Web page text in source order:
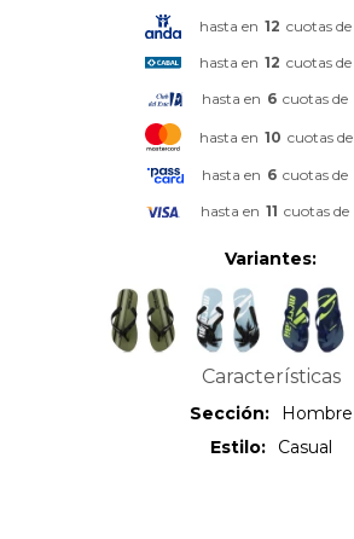
hasta en 12 cuotas de
hasta en 12 cuotas de
hasta en 6 cuotas de
hasta en 10 cuotas de
hasta en 6 cuotas de
hasta en 11 cuotas de
Variantes:
Características
Sección
Hombre
Estilo
Casual